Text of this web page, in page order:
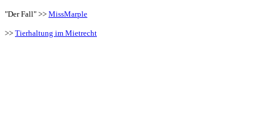
"Der Fall" >> MissMarple
>> Tierhaltung im Mietrecht